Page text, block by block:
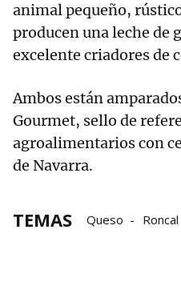
animal pequeño,
producen una leche de
excelente criadores de
Ambos están
Gourmet, sello de
agroalimentarios con
de Navarra.
TEMAS Queso Roncal